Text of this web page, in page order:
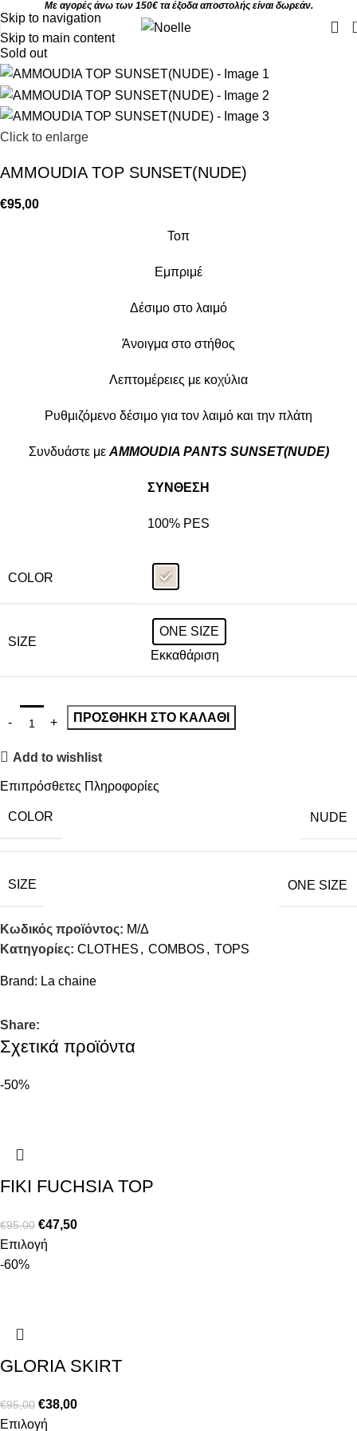
Skip to navigation
Skip to main content
Με αγορές άνω των 150€ τα έξοδα αποστολής είναι δωρεάν.
Sold out
Click to enlarge
AMMOUDIA TOP SUNSET(NUDE)
€95,00
Τοπ
Εμπριμέ
Δέσιμο στο λαιμό
Άνοιγμα στο στήθος
Λεπτομέρειες με κοχύλια
Ρυθμιζόμενο δέσιμο για τον λαιμό και την πλάτη
Συνδυάστε με AMMOUDIA PANTS SUNSET(NUDE)
ΣΥΝΘΕΣΗ
100% PES
COLOR
SIZE
ONE SIZE
Εκκαθάριση
ΠΡΟΣΘΉΚΗ ΣΤΟ ΚΑΛΆΘΙ
Add to wishlist
Επιπρόσθετες Πληροφορίες
COLOR NUDE
SIZE ONE SIZE
Κωδικός προϊόντος: Μ/Δ
Κατηγορίες: CLOTHES , COMBOS , TOPS
Brand: La chaine
Share:
Σχετικά προϊόντα
-50%
FIKI FUCHSIA TOP
€95,00 €47,50
Επιλογή
-60%
GLORIA SKIRT
€95,00 €38,00
Επιλογή